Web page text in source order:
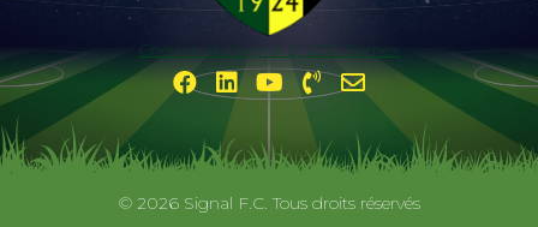
Chemin du Signal 2, 1233 Bernex
© 2026 Signal F.C. Tous droits réservés